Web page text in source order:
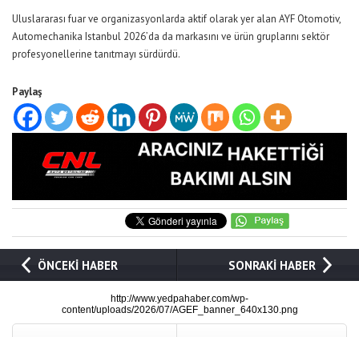
Uluslararası fuar ve organizasyonlarda aktif olarak yer alan AYF Otomotiv,
Automechanika Istanbul 2026’da da markasını ve ürün gruplarını sektör
profesyonellerine tanıtmayı sürdürdü.
Paylaş
ÖNCEKİ HABER SONRAKİ HABER
http://www.yedpahaber.com/wp-
content/uploads/2026/07/AGEF_banner_640x130.png